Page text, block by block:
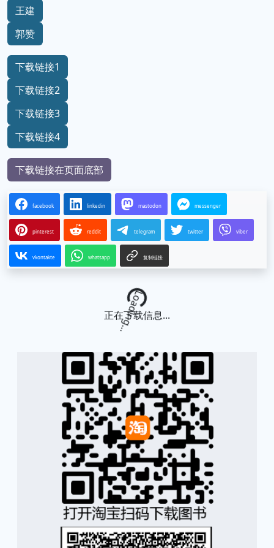
王建
郭赞
下载链接1
下载链接2
下载链接3
下载链接4
下载链接在页面底部
facebook linkedin mastodon messenger
pinterest reddit telegram twitter viber
vkontakte whatsapp 复制链接
Loading...
正在下载信息...